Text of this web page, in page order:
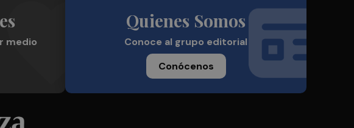
medio
Quienes Somos
Conoce al grupo editorial
Conócenos